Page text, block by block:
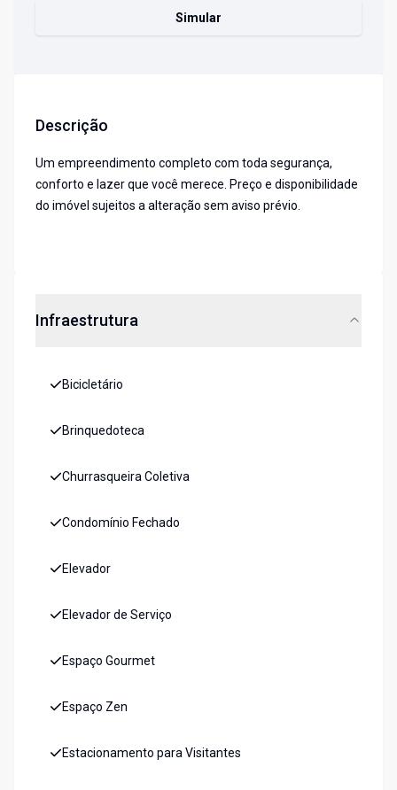
Simular
Descrição
Um empreendimento completo com toda segurança,
conforto e lazer que você merece. Preço e disponibilidade
do imóvel sujeitos a alteração sem aviso prévio.
Infraestrutura
Bicicletário
Brinquedoteca
Churrasqueira Coletiva
Condomínio Fechado
Elevador
Elevador de Serviço
Espaço Gourmet
Espaço Zen
Estacionamento para Visitantes